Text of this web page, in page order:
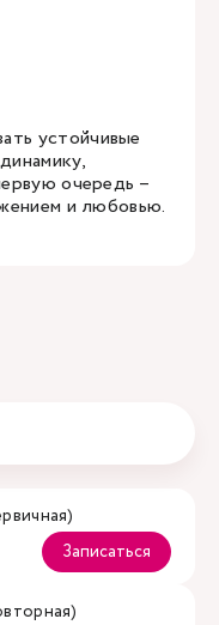
устойчивые
очередь –
и любовью.
Записаться